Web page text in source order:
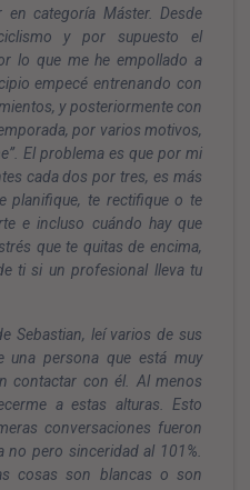
categoría Máster. Desde
y por supuesto el
lo que me he empollado a
empecé entrenando con
y posteriormente con
por varios motivos,
El problema es que por mi
cada dos por tres, es más
planifique, te rectifique o te
e incluso cuándo hay que
que te quitas de encima,
ti si un profesional lleva tu
Sebastian, leí varios de sus
una persona que está muy
contactar con él. Al menos
a estas alturas. Esto
conversaciones fueron
pero sinceridad al 101%.
cosas son blancas o son